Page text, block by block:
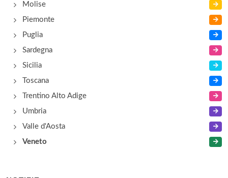
Molise
Piemonte
Puglia
Sardegna
Sicilia
Toscana
Trentino Alto Adige
Umbria
Valle d'Aosta
Veneto